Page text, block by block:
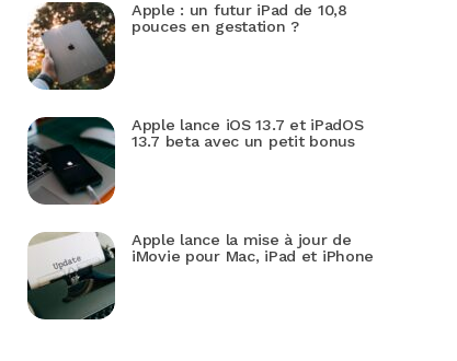
Apple : un futur iPad de 10,8
pouces en gestation ?
Apple lance iOS 13.7 et iPadOS
13.7 beta avec un petit bonus
Apple lance la mise à jour de
iMovie pour Mac, iPad et iPhone